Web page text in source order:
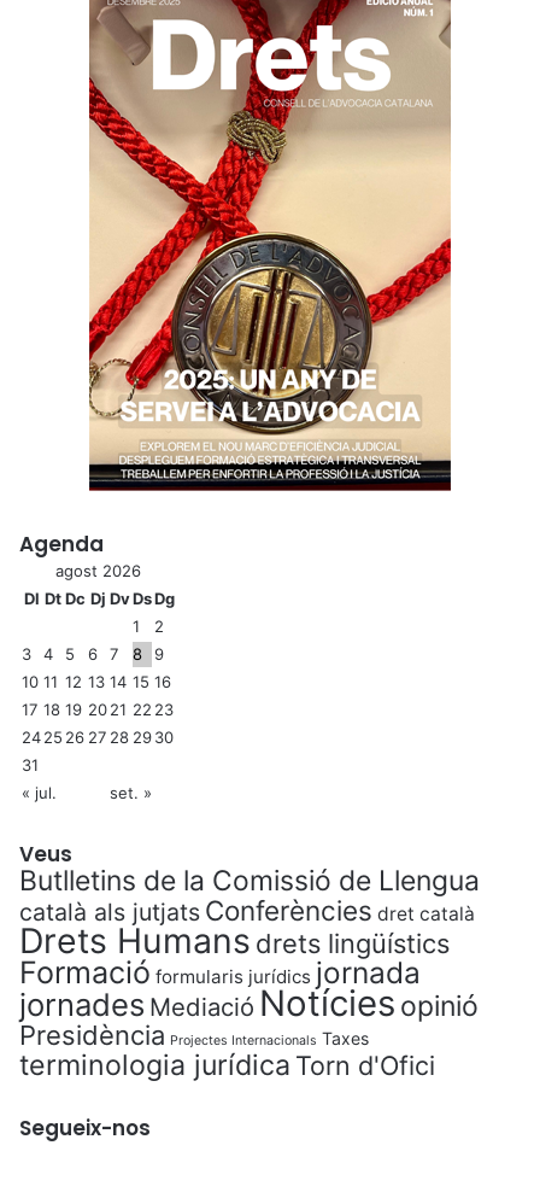
Agenda
agost 2026
Dl DtDc Dj DvDsDg
1
2
3
4 5 6 7 8
9
10 11 12 13 14 15 16
17 18 19 2021 22 23
2425 26 27 28 2930
31
« jul.
set. »
Veus
Butlletins de la Comissió de Llengua
català als jutjats Conferències dret català
Drets Humans drets lingüístics
Formació formularis jurídics jornada
jornades Mediació Notícies opinió
Presidència Projectes Internacionals Taxes
terminologia jurídica Torn d'Ofici
Segueix-nos